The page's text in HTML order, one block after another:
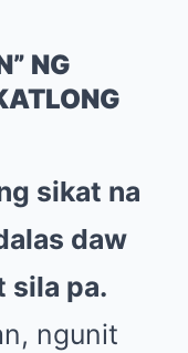
NG
sikat na
daw
sila pa.
ngunit